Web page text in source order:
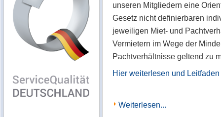
unseren Mitgliedern eine
Gesetz nicht definierbaren
jeweiligen Miet- und
Vermietern im Wege der
Pachtverhältnisse geltend zu
Hier weiterlesen und
Weiterlesen...